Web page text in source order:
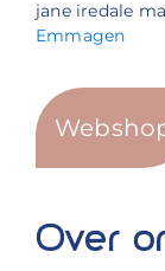
jane iredale
Emmagen
Over